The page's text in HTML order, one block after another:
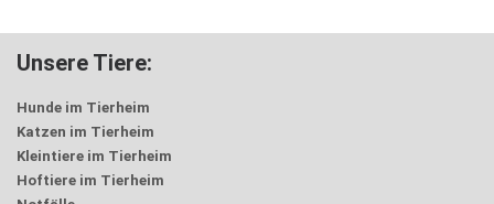
Unsere Tiere:
Hunde im Tierheim
Katzen im Tierheim
Kleintiere im Tierheim
Hoftiere im Tierheim